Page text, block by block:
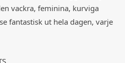
vackra, feminina, kurviga
fantastisk ut hela dagen, varje